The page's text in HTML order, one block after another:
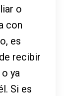
o
con
es
recibir
ya
Si es